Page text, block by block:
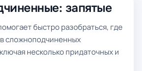
запятые
быстро разобраться, где
сложноподчиненных
несколько придаточных и